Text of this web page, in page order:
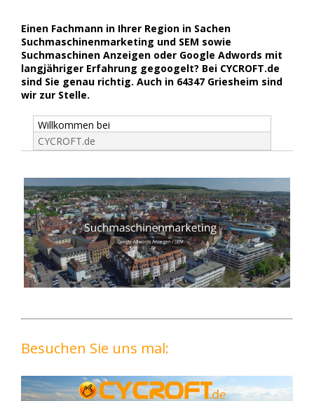
Einen Fachmann in Ihrer Region in Sachen
Suchmaschinenmarketing und SEM sowie
Suchmaschinen Anzeigen oder Google Adwords mit
langjähriger Erfahrung gegoogelt? Bei CYCROFT.de
sind Sie genau richtig. Auch in 64347 Griesheim sind
wir zur Stelle.
Willkommen bei
CYCROFT.de
Besuchen Sie uns mal: